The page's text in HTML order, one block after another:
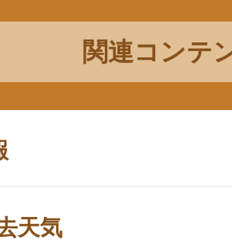
関連コンテ
天気